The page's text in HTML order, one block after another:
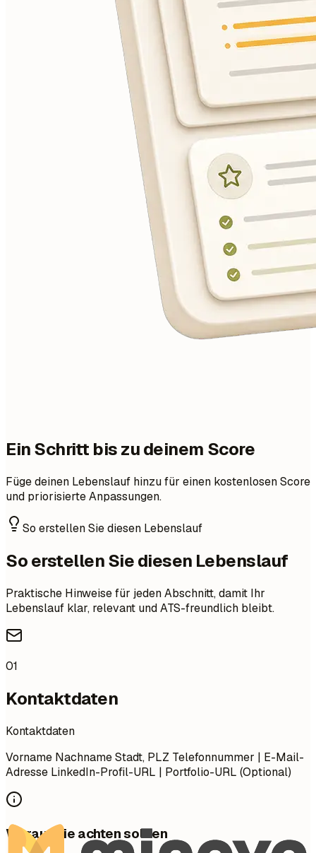
Ein Schritt bis zu deinem Score
Füge deinen Lebenslauf hinzu für einen kostenlosen Score
und priorisierte Anpassungen.
So erstellen Sie diesen Lebenslauf
So erstellen Sie diesen Lebenslauf
Praktische Hinweise für jeden Abschnitt, damit Ihr
Lebenslauf klar, relevant und ATS-freundlich bleibt.
01
Kontaktdaten
Kontaktdaten
Vorname Nachname Stadt, PLZ Telefonnummer | E-Mail-
Adresse LinkedIn-Profil-URL | Portfolio-URL (Optional)
Worauf Sie achten sollten